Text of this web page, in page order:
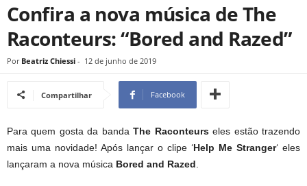
Confira a nova música de The
Raconteurs: “Bored and Razed”
Por Beatriz Chiessi - 12 de junho de 2019
Compartilhar Facebook
Para quem gosta da bandaThe Raconteurseles estão trazendo
mais uma novidade! Após lançar o clipe ‘Help Me Stranger‘ eles
lançaram a nova música Bored and Razed